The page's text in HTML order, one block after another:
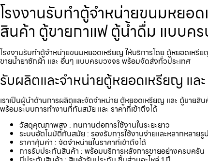
โรงงานรับทำตู้จำหน่ายขนมหยอ
สินค้า ตู้ขายกาแฟ ตู้น้ำดื่ม แบบค
โรงงานรับทำตู้จำหน่ายขนมหยอดเหรียญ​ ให้บริการโดย ตู้หยอดเห
ขายน้ำยาซักผ้า และ อื่นๆ แบบครบวงจร พร้อมจัดส่งทั่วประเทศ
รับผลิตและจำหน่ายตู้หยอดเหรียญ แล
เราเป็นผู้นำด้านการผลิตและจัดจำหน่าย ตู้หยอดเหรียญ และ ตู้ขาย
พร้อมระบบการทำงานที่ทันสมัย และ ราคาที่เข้าถึงได้
วัสดุคุณภาพสูง : ทนทานต่อการใช้งานในระยะยาว
ระบบอัตโนมัติทันสมัย : รองรับการใช้งานง่ายและหลากหลายรู
ราคาคุ้มค่า : จัดจำหน่ายในราคาที่เข้าถึงได้
การรับประกันสินค้า : พร้อมบริการหลังการขายอย่างครบครัน